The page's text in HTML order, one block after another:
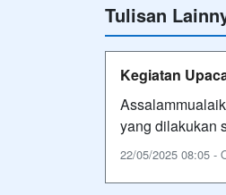
Tulisan
Kegiatan
yang dilakukan
22/05/2025 08:05 -